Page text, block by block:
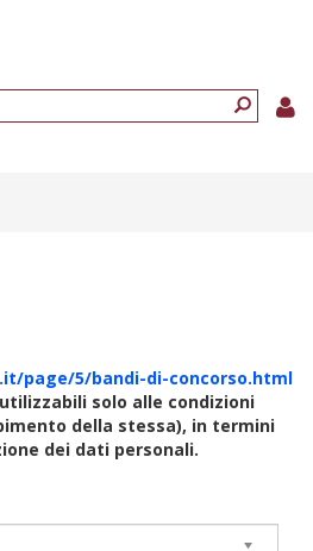
page/5/bandi-di-concorso.html
solo alle condizioni
della stessa), in termini
dei dati personali.